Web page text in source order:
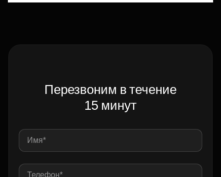
Перезвоним в течение
15 минут